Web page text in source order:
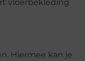
vloerbekleding
Hiermee kan je